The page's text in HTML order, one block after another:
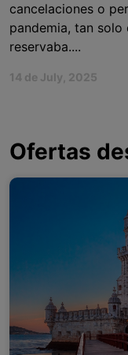
cancelaciones o
pandemia, tan
reservaba....
14 de July, 2025
Ofertas